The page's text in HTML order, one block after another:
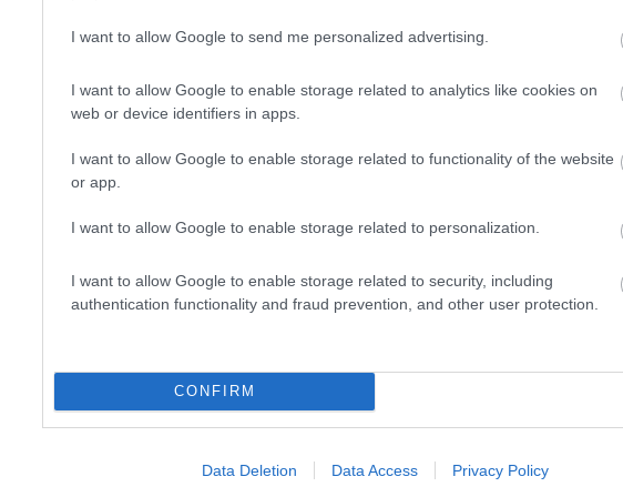
I want to allow Google to send me personalized advertising.
I want to allow Google to enable storage related to analytics like cookies on
web or device identifiers in apps.
I want to allow Google to enable storage related to functionality of the website
or app.
I want to allow Google to enable storage related to personalization.
I want to allow Google to enable storage related to security, including
authentication functionality and fraud prevention, and other user protection.
CONFIRM
Data Deletion Data Access Privacy Policy
μετατρέπουν σε αγαπημένη συνήθεια. Με την πάροδο των ετών,
04.09.2013 14:59
ΔΙΑΤΡΟΦΗ
Μια από τις τροφές που συγκεντρώνει ιδιαίτερο επιστημονικό
ενδιαφέρον, κυρίως λόγω των θρεπτικών συστατικών του, είναι
μέλι. Το μέλι είναι μια φυσική γλυκαντική τροφή που παρουσιάζει
έντονη αντιοξειδωτική, αντιμικροβιακή και
δράση. Είναι γνωστό από την αρχαιότητα πως το μέλι έχει
βρεθούν μικρόβια μέσα σ’ αυτό […]
Μπορούμε να εμποδίσουμε τη γήρανση του